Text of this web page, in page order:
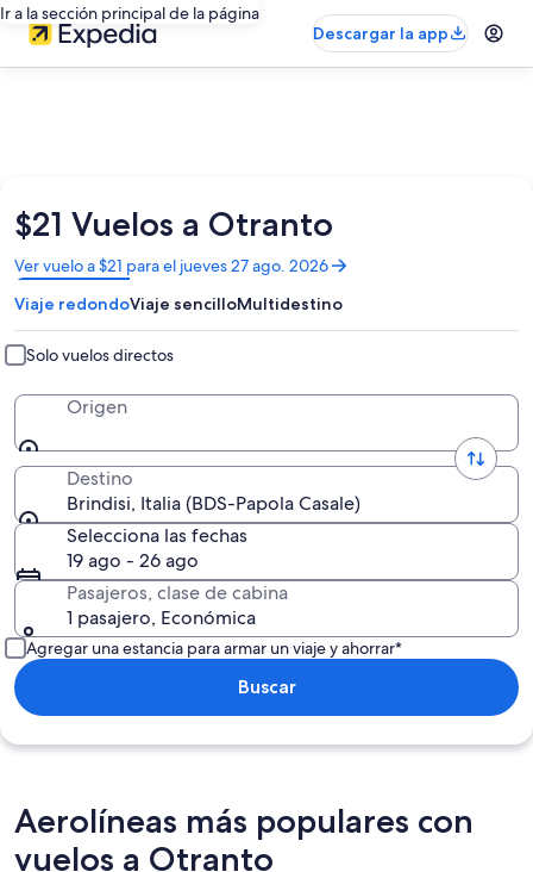
Ir a la sección principal de la página
Descargar la app
$21 Vuelos a Otranto
Ver vuelo a $21 para el jueves 27 ago. 2026
Se
abrirá
en
una
nueva
ventana
Viaje redondoViaje sencilloMultidestino
Solo vuelos directos
Origen
Destino
Brindisi, Italia (BDS-Papola Casale)
Selecciona las fechas
19 ago - 26 ago
Pasajeros, clase de cabina
1 pasajero, Económica
Agregar una estancia para armar un viaje y ahorrar*
Buscar
Aerolíneas más populares con
vuelos a Otranto